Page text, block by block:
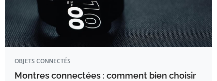
OBJETS CONNECTÉS
Montres connectées : comment bien choisir